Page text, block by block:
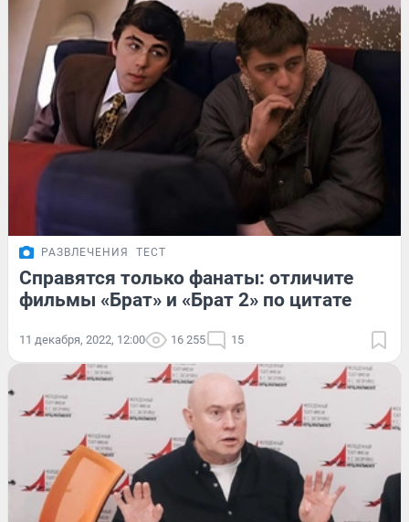
РАЗВЛЕЧЕНИЯ ТЕСТ
Справятся только фанаты: отличите
фильмы «Брат» и «Брат 2» по цитате
11 декабря, 2022, 12:00 16 255 15